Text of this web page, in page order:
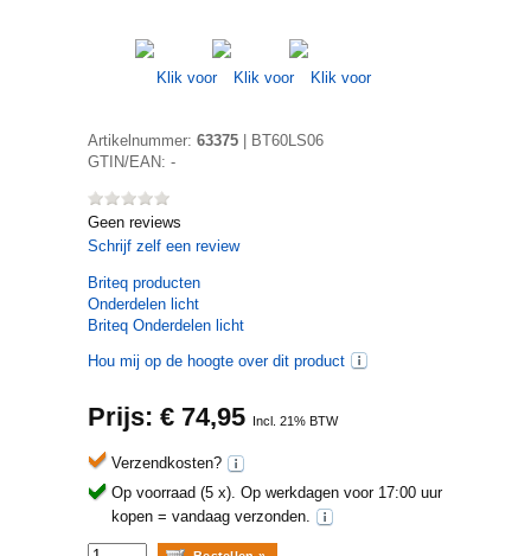
Artikelnummer: 63375
BT60LS06
GTIN/EAN: -
Geen reviews
Schrijf zelf een review
Briteq producten
Onderdelen licht
Briteq Onderdelen licht
Hou mij op de hoogte over dit product
Prijs: € 74,95 Incl. 21% BTW
Verzendkosten?
Op voorraad (5 x). Op werkdagen voor 17:00 uur
kopen = vandaag verzonden.